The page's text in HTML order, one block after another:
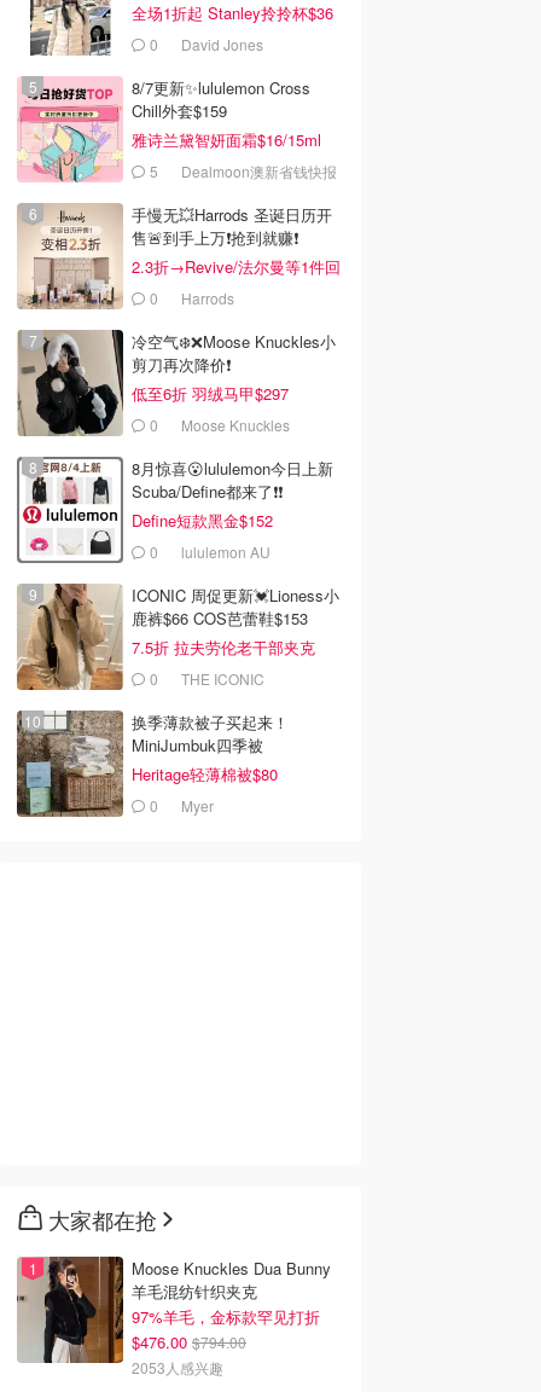
全场1折起 Stanley拎拎杯$36
0 David Jones
8/7更新✨lululemon Cross
Chill外套$159
雅诗兰黛智妍面霜$16/15ml
5 Dealmoon澳新省钱快报
手慢无💥Harrods 圣诞日历开
售🚨到手上万❗️抢到就赚❗️
2.3折→Revive/法尔曼等1件回
本！0 Harrods
冷空气❄️❌️Moose Knuckles小
剪刀再次降价❗️
低至6折 羽绒马甲$297
0 Moose Knuckles
8月惊喜😮lululemon今日上新
Scuba/Define都来了❗️❗️
Define短款黑金$152
0 lululemon AU
ICONIC 周促更新💓Lioness小
鹿裤$66 COS芭蕾鞋$153
7.5折 拉夫劳伦老干部夹克
$4190 THE ICONIC
换季薄款被子买起来！
MiniJumbuk四季被
Heritage轻薄棉被$80
0 Myer
大家都在抢
Moose Knuckles Dua Bunny
羊毛混纺针织夹克
97%羊毛，金标款罕见打折
$476.00 $794.00
2053人感兴趣